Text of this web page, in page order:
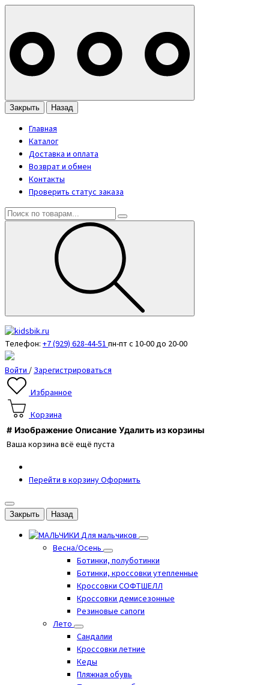
Закрыть Назад
Главная
Каталог
Доставка и оплата
Возврат и обмен
Контакты
Проверить статус заказа
Телефон: +7 (929) 628-44-51пн-пт с 10-00 до 20-00
Войти/Зарегистрироваться
Избранное
Корзина
# Изображение Описание Удалить из корзины
Ваша корзина всё ещё пуста
Перейти в корзинуОформить
Закрыть Назад
Для мальчиков
Весна/Осень
Ботинки, полуботинки
Ботинки, кроссовки утепленные
Кроссовки СОФТШЕЛЛ
Кроссовки демисезонные
Резиновые сапоги
Лето
Cандалии
Кроссовки летние
Кеды
Пляжная обувь